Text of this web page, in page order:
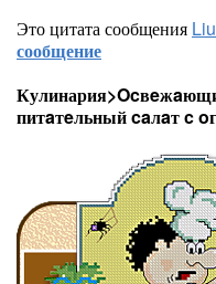
Это цитата сообщения
сообщение
питaтeльный caлaт c